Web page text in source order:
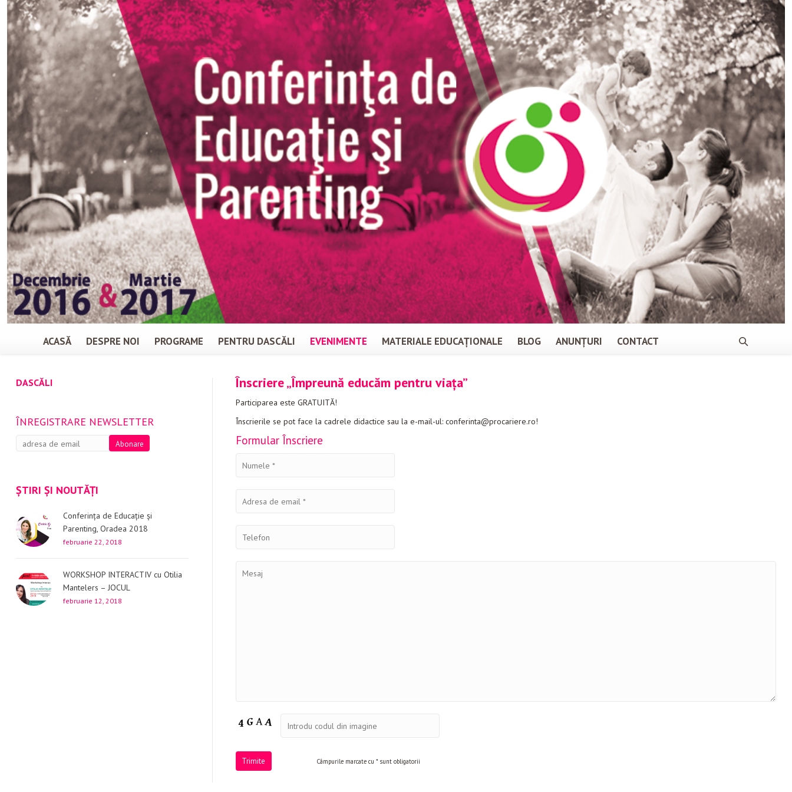
ACASĂ DESPRE NOI PROGRAME PENTRU DASCĂLI EVENIMENTE MATERIALE EDUCAȚIONALE BLOG ANUNȚURI CONTACT
Înscriere „Împreună educăm pentru viața”
Participarea este GRATUITĂ!
Înscrierile se pot face la cadrele didactice sau la e-mail-ul: conferinta@procariere.ro!
Formular Înscriere
Câmpurile marcate cu * sunt obligatorii
DASCĂLI
ÎNREGISTRARE NEWSLETTER
ȘTIRI ȘI NOUTĂȚI
Conferința de Educație și
Parenting, Oradea 2018
februarie 22, 2018
WORKSHOP INTERACTIV cu Otilia
Mantelers – JOCUL
februarie 12, 2018